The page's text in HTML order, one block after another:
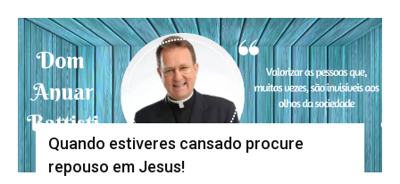
Quando estiveres cansado procure
repouso em Jesus!